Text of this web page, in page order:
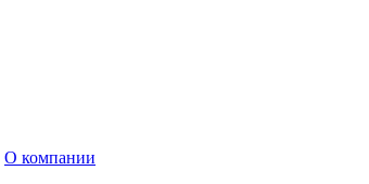
О компании